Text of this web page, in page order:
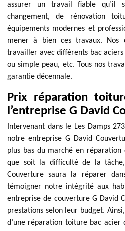
assurer un travail fiable qu’il
changement, de rénovation
équipements modernes et
mener à bien ces travaux. Nos
travailler avec différents bac
ou simple peau, etc. Tous nos
garantie décennale.
Prix réparation
l’entreprise G David
Intervenant dans le Les Damps
notre entreprise G David
plus bas du marché en
que soit la difficulté de la
Couverture saura la réparer
témoigner notre intégrité aux
entreprise de couverture G David
prestations selon leur budget.
d’une réparation toiture bac